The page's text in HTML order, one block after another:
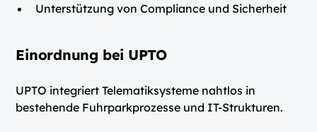
Unterstützung von Compliance und Sicherheit
Einordnung bei UPTO
UPTO integriert Telematiksysteme nahtlos in
bestehende Fuhrparkprozesse und IT-Strukturen.